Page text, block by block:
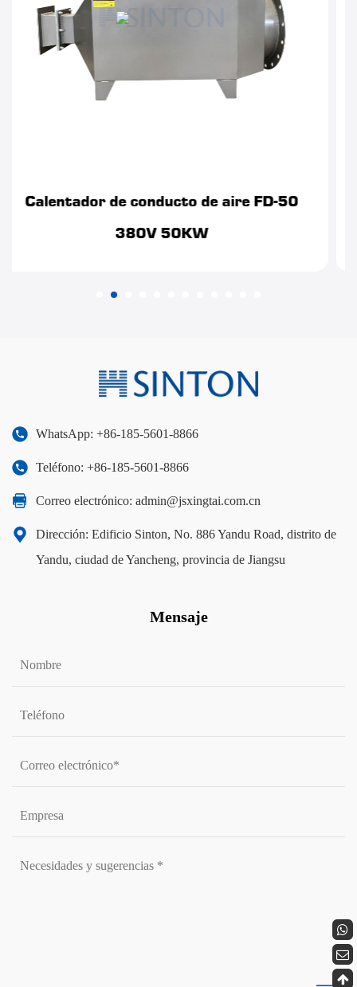
FD-50
Calentador de conducto de
WhatsApp: +86-185-5601-8866
Teléfono: +86-185-5601-8866
Correo electrónico: admin@jsxingtai.com.cn
Dirección: Edificio Sinton, No. 886 Yandu Road, distrito de
Yandu, ciudad de Yancheng, provincia de Jiangsu
Mensaje